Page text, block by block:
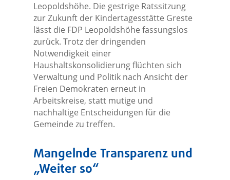
Leopoldshöhe. Die gestrige Ratssitzung
zur Zukunft der Kindertagesstätte Greste
lässt die FDP Leopoldshöhe fassungslos
zurück. Trotz der dringenden
Notwendigkeit einer
Haushaltskonsolidierung flüchten sich
Verwaltung und Politik nach Ansicht der
Freien Demokraten erneut in
Arbeitskreise, statt mutige und
nachhaltige Entscheidungen für die
Gemeinde zu treffen.
Mangelnde Transparenz und
„Weiter so“